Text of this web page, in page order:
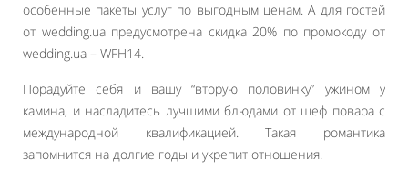
особенные пакеты услуг по выгодным ценам. А для гостей
от wedding.ua предусмотрена скидка 20% по промокоду от
wedding.ua – WFH14.
Порадуйте себя и вашу “вторую половинку” ужином у
камина, и насладитесь лучшими блюдами от шеф повара с
международной квалификацией. Такая романтика
запомнится на долгие годы и укрепит отношения.